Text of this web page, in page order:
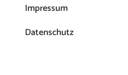
Impressum
Datenschutz